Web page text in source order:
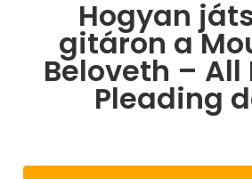
Hogyan
gitáron a
Beloveth – All
Pleading